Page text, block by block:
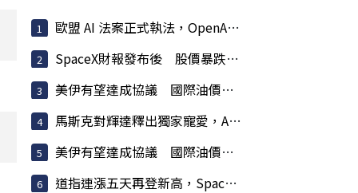
歐盟 AI 法案正式執法，OpenAI、Anthropic 恐面臨天價罰款
SpaceX財報發布後 股價暴跌13.6%市值蒸發逾7兆
美伊有望達成協議 國際油價連3跌
馬斯克對輝達釋出獨家寵愛，AMD 股價受挫蘇姿丰淡定回應
美伊有望達成協議 國際油價連3跌
道指連漲五天再登新高，SpaceX 無懼開支獨家用輝達